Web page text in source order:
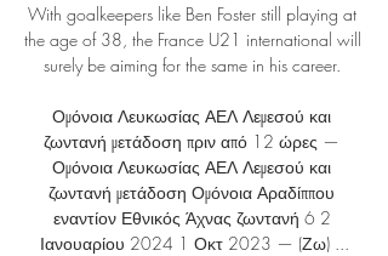
With goalkeepers like Ben Foster still playing at
the age of 38, the France U21 international will
surely be aiming for the same in his career.
Ομόνοια Λευκωσίας ΑΕΛ Λεμεσού και
ζωντανή μετάδοση πριν από 12 ώρες —
Ομόνοια Λευκωσίας ΑΕΛ Λεμεσού και
ζωντανή μετάδοση Ομόνοια Αραδίππου
εναντίον Εθνικός Άχνας ζωντανή 6 2
Ιανουαρίου 2024 1 Οκτ 2023 — (Ζω) ...